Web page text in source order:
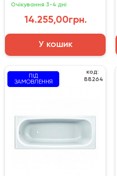
Очікування 3-4 дні
14.255,00грн.
У кошик
ПІД
ЗАМОВЛЕННЯ
код:
88264